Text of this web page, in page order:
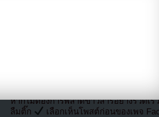
หากนำ
หากไม่ต้องการพลาดข่าวสารอย่างรวด
ลืมติ๊ก
เลือกเห็นโพสต์ก่อนของเพจ